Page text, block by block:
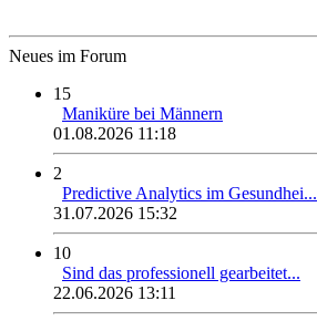
Neues im Forum
15
Maniküre bei Männern
01.08.2026 11:18
2
Predictive Analytics im Gesundhei...
31.07.2026 15:32
10
Sind das professionell gearbeitet...
22.06.2026 13:11